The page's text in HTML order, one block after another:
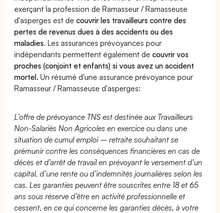
exerçant la profession de Ramasseur / Ramasseuse
d'asperges est decouvrir les travailleurs contre des
pertes de revenus dues à des accidents ou des
maladies. Les assurances prévoyances pour
indépendants permettent également decouvrir vos
proches (conjoint et enfants) si vous avez un accident
mortel. Un résumé d'une assurance prévoyance pour
Ramasseur / Ramasseuse d'asperges:
L’offre de prévoyance TNS est destinée aux Travailleurs
Non-Salariés Non Agricoles en exercice ou dans une
situation de cumul emploi – retraite souhaitant se
prémunir contre les conséquences financières en cas de
décès et d’arrêt de travail en prévoyant le versement d’un
capital, d’une rente ou d’indemnités journalières selon les
cas. Les garanties peuvent être souscrites entre 18 et 65
ans sous réserve d’être en activité professionnelle et
cessent, en ce qui concerne les garanties décès, à votre